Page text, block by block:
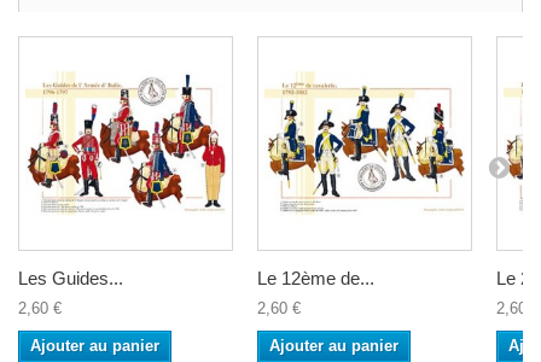
Les Guides...
2,60 €
Ajouter au panier
Le 12ème de...
2,60 €
Ajouter au panier
Le
2,60 €